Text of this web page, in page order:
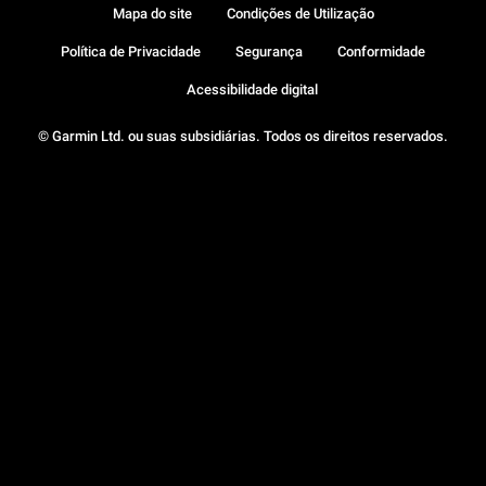
© Garmin Ltd. ou suas subsidiárias. Todos os direitos reservados.
Mapa do site Condições de Utilização
Política de Privacidade Segurança Conformidade
Acessibilidade digital